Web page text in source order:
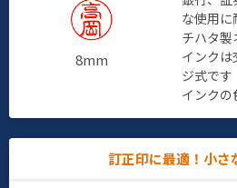
8mm
な使用に
チハタ製
インクは
ジ式です
インクの
訂正印に最適！小さ